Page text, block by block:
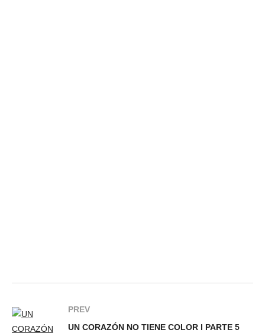
PREV
UN CORAZÓN NO TIENE COLOR l PARTE 5